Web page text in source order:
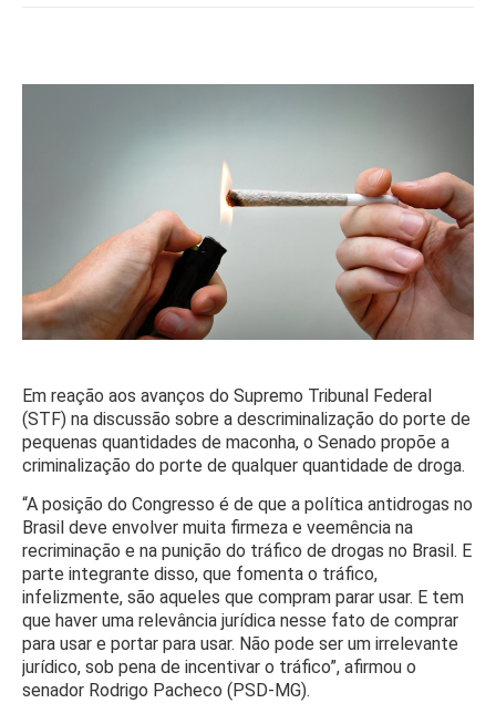
Em reação aos avanços do Supremo Tribunal Federal
(STF) na discussão sobre a descriminalização do porte de
pequenas quantidades de maconha, o Senado propõe a
criminalização do porte de qualquer quantidade de droga.
“A posição do Congresso é de que a política antidrogas no
Brasil deve envolver muita firmeza e veemência na
recriminação e na punição do tráfico de drogas no Brasil. E
parte integrante disso, que fomenta o tráfico,
infelizmente, são aqueles que compram parar usar. E tem
que haver uma relevância jurídica nesse fato de comprar
para usar e portar para usar. Não pode ser um irrelevante
jurídico, sob pena de incentivar o tráfico”, afirmou o
senador Rodrigo Pacheco (PSD-MG).